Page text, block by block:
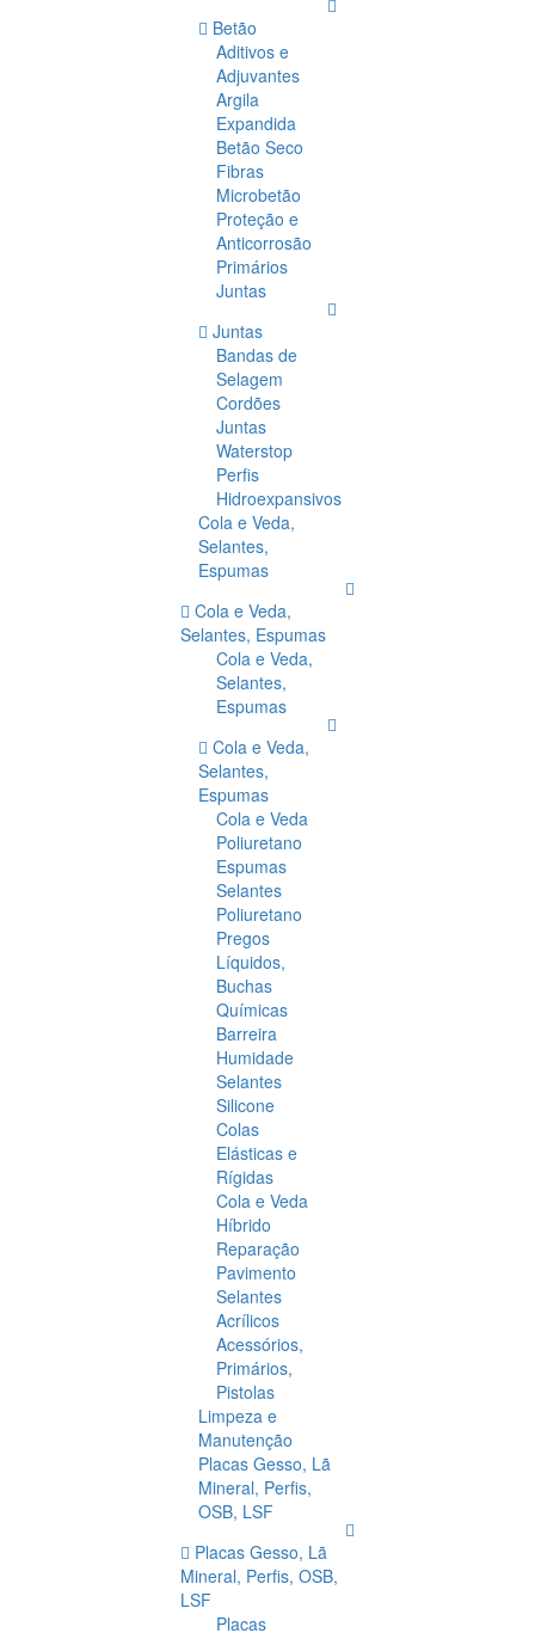
Betão
Aditivos e
Adjuvantes
Argila
Expandida
Betão Seco
Fibras
Microbetão
Proteção e
Anticorrosão
Primários
Juntas
Juntas
Bandas de
Selagem
Cordões
Juntas
Waterstop
Perfis
Hidroexpansivos
Cola e Veda,
Selantes,
Espumas
Cola e Veda,
Selantes, Espumas
Cola e Veda,
Selantes,
Espumas
Cola e Veda,
Selantes,
Espumas
Cola e Veda
Poliuretano
Espumas
Selantes
Poliuretano
Pregos
Líquidos,
Buchas
Químicas
Barreira
Humidade
Selantes
Silicone
Colas
Elásticas e
Rígidas
Cola e Veda
Híbrido
Reparação
Pavimento
Selantes
Acrílicos
Acessórios,
Primários,
Pistolas
Limpeza e
Manutenção
Placas Gesso, Lã
Mineral, Perfis,
OSB, LSF
Placas Gesso, Lã
Mineral, Perfis, OSB,
LSF
Placas